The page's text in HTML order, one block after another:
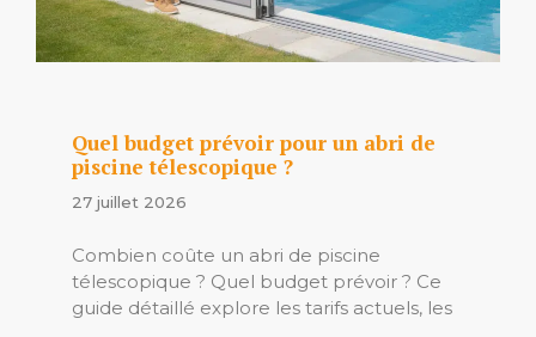
Quel budget prévoir pour un abri de
piscine télescopique ?
27 juillet 2026
Combien coûte un abri de piscine
télescopique ? Quel budget prévoir ? Ce
guide détaillé explore les tarifs actuels, les